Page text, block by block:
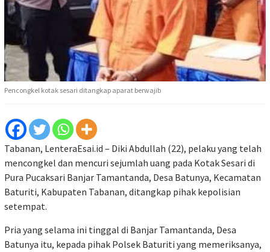
Pencongkel kotak sesari ditangkap aparat berwajib
Tabanan, LenteraEsai.id – Diki Abdullah (22), pelaku yang telah
mencongkel dan mencuri sejumlah uang pada Kotak Sesari di
Pura Pucaksari Banjar Tamantanda, Desa Batunya, Kecamatan
Baturiti, Kabupaten Tabanan, ditangkap pihak kepolisian
setempat.
Pria yang selama ini tinggal di Banjar Tamantanda, Desa
Batunya itu, kepada pihak Polsek Baturiti yang memeriksanya,